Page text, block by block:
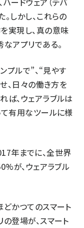
しかし、これらの
実現し、真の意味
アプリである。
プルで”、“見やす
、日々の働き方を
、ウェアラブルは
て有用なツールに様
年までに、全世界
が、ウェアラブル
どかつてのスマート
登場が、スマート